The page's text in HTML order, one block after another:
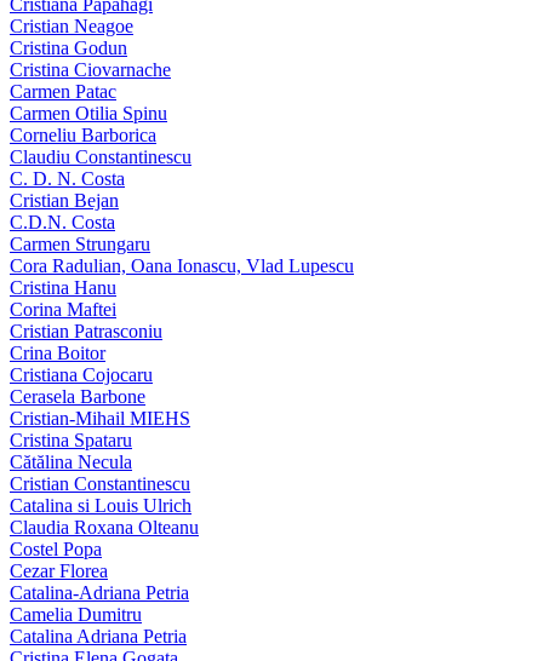
Cristiana Papahagi
Cristian Neagoe
Cristina Godun
Cristina Ciovarnache
Carmen Patac
Carmen Otilia Spinu
Corneliu Barborica
Claudiu Constantinescu
C. D. N. Costa
Cristian Bejan
C.D.N. Costa
Carmen Strungaru
Cora Radulian, Oana Ionascu, Vlad Lupescu
Cristina Hanu
Corina Maftei
Cristian Patrasconiu
Crina Boitor
Cristiana Cojocaru
Cerasela Barbone
Cristian-Mihail MIEHS
Cristina Spataru
Cătălina Necula
Cristian Constantinescu
Catalina si Louis Ulrich
Claudia Roxana Olteanu
Costel Popa
Cezar Florea
Catalina-Adriana Petria
Camelia Dumitru
Catalina Adriana Petria